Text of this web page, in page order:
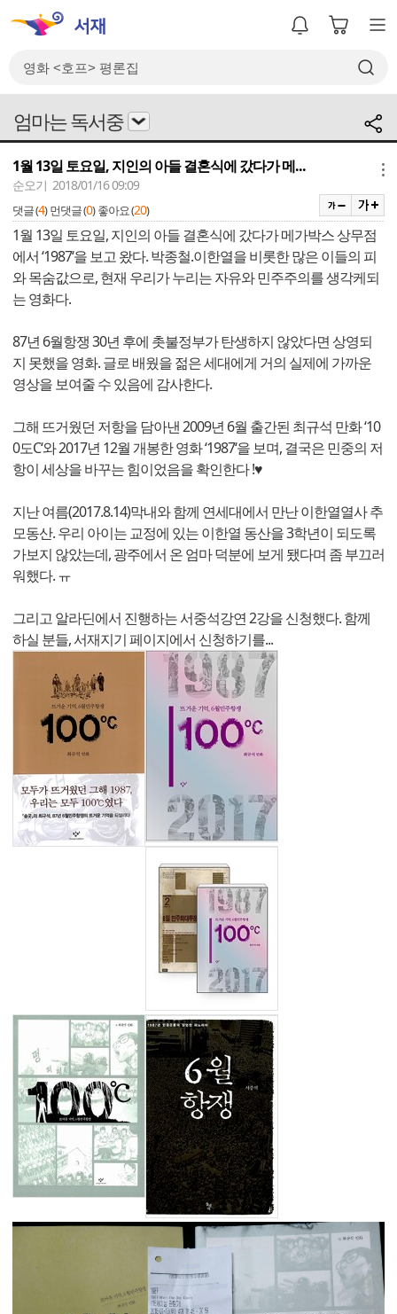
엄마는 독서중
1월 13일 토요일, 지인의 아들 결혼식에 갔다가 메...
순오기 2018/01/16 09:09
댓글 (4) 먼댓글 (0) 좋아요 (20)
1월 13일 토요일, 지인의 아들 결혼식에 갔다가 메가박스 상무점
에서 ‘1987‘을 보고 왔다. 박종철.이한열을 비롯한 많은 이들의 피
와 목숨값으로, 현재 우리가 누리는 자유와 민주주의를 생각케되
는 영화다.
87년 6월항쟁 30년 후에 촛불정부가 탄생하지 않았다면 상영되
지 못했을 영화. 글로 배웠을 젊은 세대에게 거의 실제에 가까운
영상을 보여줄 수 있음에 감사한다.
그해 뜨거웠던 저항을 담아낸 2009년 6월 출간된 최규석 만화 ‘10
0도C‘와 2017년 12월 개봉한 영화 ‘1987‘을 보며, 결국은 민중의 저
항이 세상을 바꾸는 힘이었음을 확인한다 !♥
지난 여름(2017.8.14)막내와 함께 연세대에서 만난 이한열열사 추
모동산. 우리 아이는 교정에 있는 이한열 동산을 3학년이 되도록
가보지 않았는데, 광주에서 온 엄마 덕분에 보게 됐다며 좀 부끄러
워했다. ㅠ
그리고 알라딘에서 진행하는 서중석강연 2강을 신청했다. 함께
하실 분들, 서재지기 페이지에서 신청하기를...